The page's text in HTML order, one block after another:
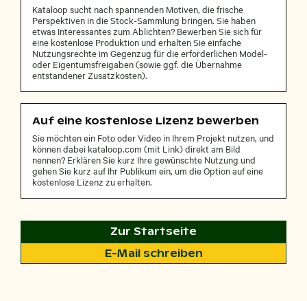
Kataloop sucht nach spannenden Motiven, die frische
Perspektiven in die Stock-Sammlung bringen. Sie haben
etwas Interessantes zum Ablichten? Bewerben Sie sich für
eine kostenlose Produktion und erhalten Sie einfache
Nutzungsrechte im Gegenzug für die erforderlichen Model-
oder Eigentumsfreigaben (sowie ggf. die Übernahme
entstandener Zusatzkosten).
Auf eine kostenlose Lizenz bewerben
Sie möchten ein Foto oder Video in Ihrem Projekt nutzen, und
können dabei kataloop.com (mit Link) direkt am Bild
nennen? Erklären Sie kurz Ihre gewünschte Nutzung und
gehen Sie kurz auf Ihr Publikum ein, um die Option auf eine
kostenlose Lizenz zu erhalten.
Zur Startseite
E-Mail schreiben